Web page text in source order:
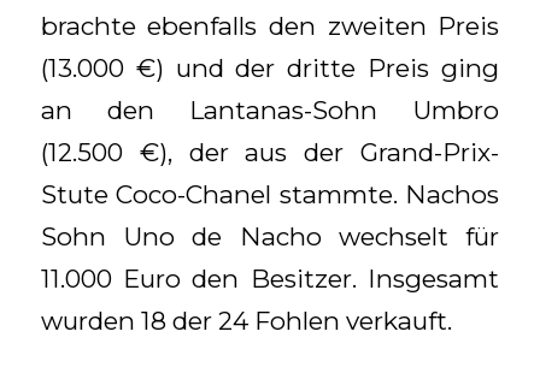
brachte ebenfalls den zweiten Preis
(13.000 €) und der dritte Preis ging
an den Lantanas-Sohn Umbro
(12.500 €), der aus der Grand-Prix-
Stute Coco-Chanel stammte. Nachos
Sohn Uno de Nacho wechselt für
11.000 Euro den Besitzer. Insgesamt
wurden 18 der 24 Fohlen verkauft.